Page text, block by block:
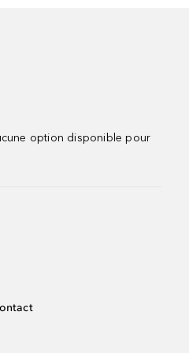
option disponible pour